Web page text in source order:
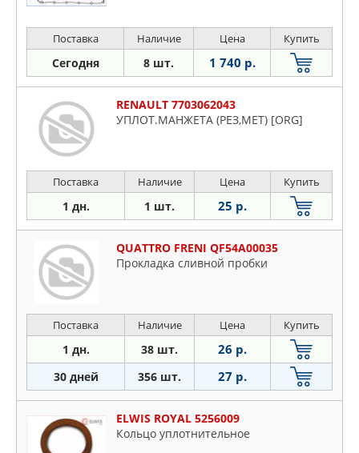
Поставка Наличие Цена Купить
Сегодня 8 шт. 1 740 р.
RENAULT 7703062043
УПЛОТ.МАНЖЕТА (РЕЗ,МЕТ) [ORG]
Поставка Наличие Цена Купить
1 дн. 1 шт. 25 р.
QUATTRO FRENI QF54A00035
Прокладка сливной пробки
Поставка Наличие Цена Купить
1 дн. 38 шт. 26 р.
30 дней 356 шт. 27 р.
ELWIS ROYAL 5256009
Кольцо уплотнительное